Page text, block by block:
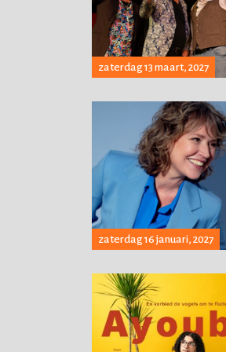
zaterdag 13 maart, 2027
zaterdag 16 januari, 2027